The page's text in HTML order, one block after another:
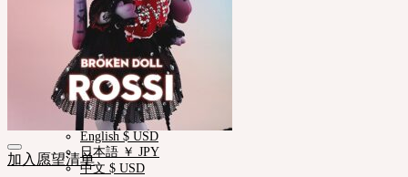
常见问题 (FAQ)
客服中心 (Q&A)
THE GEM
English $ USD
日本語 ￥ JPY
中文 $ USD
한국어 ￦ WON
NEOR
English $ USD
日本語 ￥ JPY
中文 $ USD
加入愿望清单